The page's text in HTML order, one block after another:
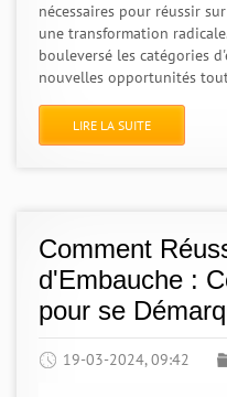
nécessaires pour réussir
une transformation
bouleversé les catégories
nouvelles opportunités
LIRE LA SUITE
Comment
d'Embauche :
pour se
19-03-2024, 09:42